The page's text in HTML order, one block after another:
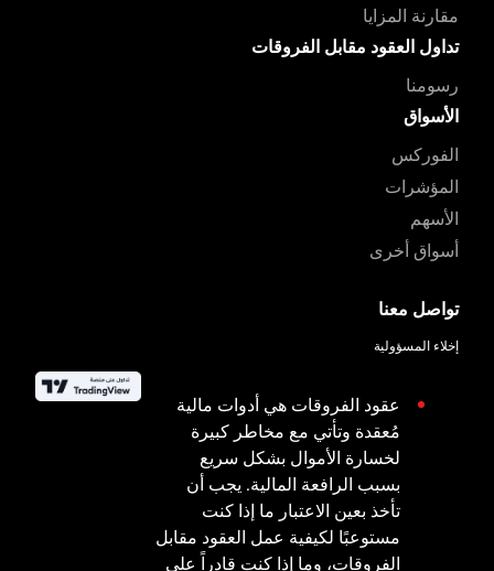
مقارنة المزايا
تداول العقود مقابل الفروقات
رسومنا
الأسواق
الفوركس
المؤشرات
الأسهم
أسواق أخرى
تواصل معنا
إخلاء المسؤولية
عقود الفروقات هي أدوات مالية
مُعقدة وتأتي مع مخاطر كبيرة
لخسارة الأموال بشكل سريع
بسبب الرافعة المالية. يجب أن
تأخذ بعين الاعتبار ما إذا كنت
مستوعبًا لكيفية عمل العقود مقابل
الفروقات، وما إذا كنت قادراً على